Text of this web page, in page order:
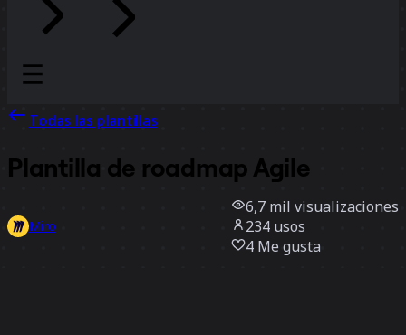
Todas las plantillas
Plantilla de roadmap Agile
Miro
6,7 mil visualizaciones
234 usos
4 Me gusta